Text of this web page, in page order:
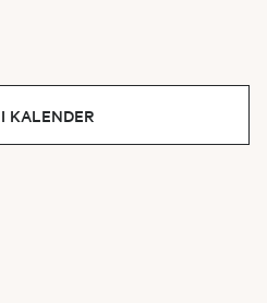
KALENDER